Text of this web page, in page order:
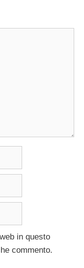
in questo
commento.